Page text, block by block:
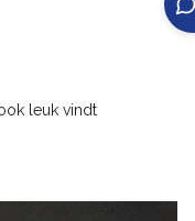
leuk vindt